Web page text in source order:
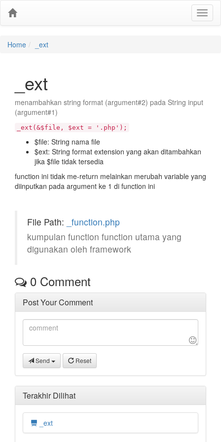
Home _ext
_ext
menambahkan string format (argument#2) pada String input
(argument#1)
_ext(&$file, $ext = '.php');
$file: String nama file
$ext: String format extension yang akan ditambahkan
jika $file tidak tersedia
function ini tidak me-return melainkan merubah variable yang
diinputkan pada argument ke 1 di function ini
File Path:
_function.php
kumpulan function function utama yang
digunakan oleh framework
0 Comment
Post Your Comment
Send Reset
Terakhir Dilihat
_ext